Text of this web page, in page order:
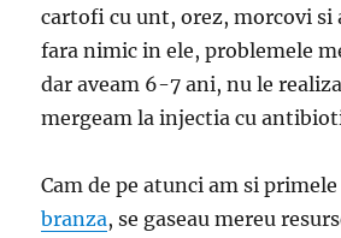
cartofi cu unt, orez, morcovi si
fara nimic in ele, problemele
dar aveam 6-7 ani, nu le
mergeam la injectia cu
Cam de pe atunci am si
branza, se gaseau mereu